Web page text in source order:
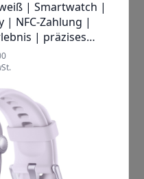
mit
sie sich
an.
Joggen im
im